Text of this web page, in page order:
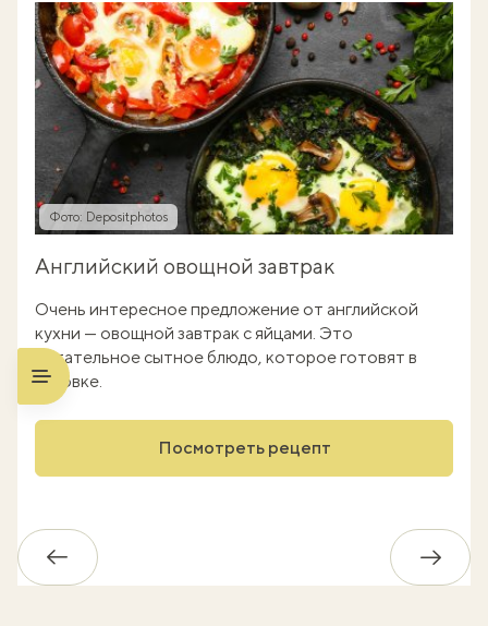
Фото: Depositphotos
Английский овощной завтрак
Очень интересное предложение от английской
кухни — овощной завтрак с яйцами. Это
питательное сытное блюдо, которое готовят в
духовке.
Посмотреть рецепт
Обратно